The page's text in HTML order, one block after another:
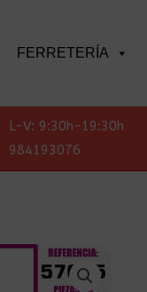
FERRETERÍA
L-V: 9:30h-19:30h
984193076